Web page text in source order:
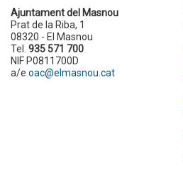
Ajuntament del Masnou
Prat de la Riba, 1
08320 - El Masnou
Tel. 935 571 700
NIF P0811700D
a/e oac@elmasnou.cat